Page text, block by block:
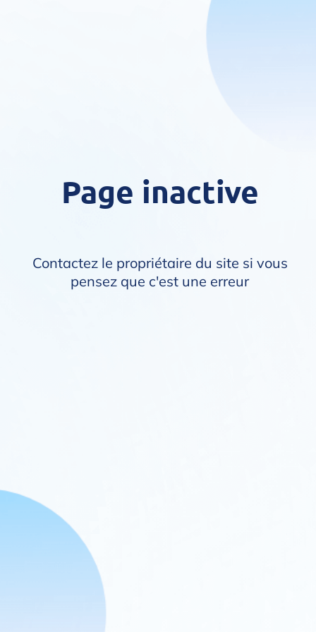
Page inactive
Contactez le propriétaire du site si vous
pensez que c'est une erreur